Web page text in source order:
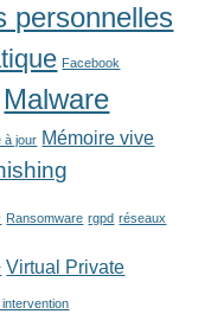
personnelles
Facebook
Malware
à jour Mémoire vive
Ransomware rgpd réseaux
Virtual Private
intervention